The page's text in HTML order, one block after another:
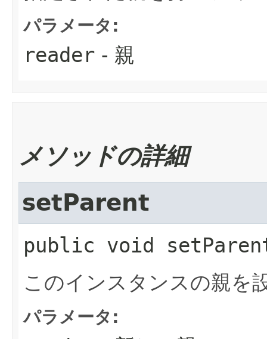
パラメータ:
reader - 親
メソッドの詳細
setParent
public void
このインスタンスの親を
パラメータ: